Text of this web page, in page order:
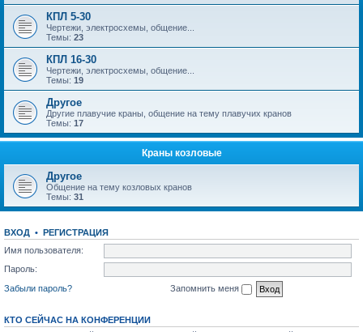
КПЛ 5-30
Чертежи, электросхемы, общение...
Темы: 23
КПЛ 16-30
Чертежи, электросхемы, общение...
Темы: 19
Другое
Другие плавучие краны, общение на тему плавучих кранов
Темы: 17
Краны козловые
Другое
Общение на тему козловых кранов
Темы: 31
ВХОД • РЕГИСТРАЦИЯ
Имя пользователя:
Пароль:
Забыли пароль?
Запомнить меня
КТО СЕЙЧАС НА КОНФЕРЕНЦИИ